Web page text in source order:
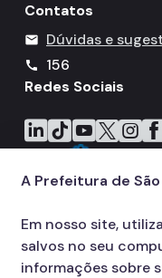
Contatos
mail Dúvidas e
call
156
Redes Sociais
Icone do LinkedIn
Icone do TikTok
Icone doIcone do X
Icone
A Prefeitura de
Em nosso site,
salvos no seu
informações sobre